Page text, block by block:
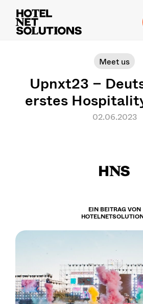
Meet us
Upnxt23 –
erstes
02.06.2023
EIN BEITRAG VON